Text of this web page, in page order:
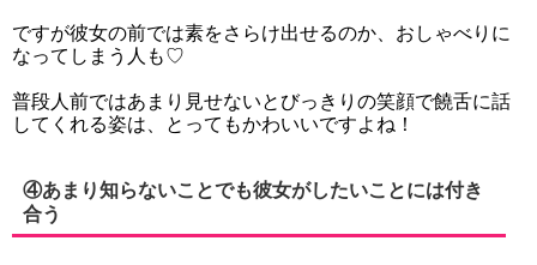
ですが彼女の前では素をさらけ出せるのか、おしゃべりに
なってしまう人も♡
普段人前ではあまり見せないとびっきりの笑顔で饒舌に話
してくれる姿は、とってもかわいいですよね！
④あまり知らないことでも彼女がしたいことには付き
合う